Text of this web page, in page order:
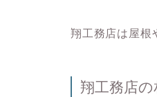
翔工務店は屋根
翔工務店